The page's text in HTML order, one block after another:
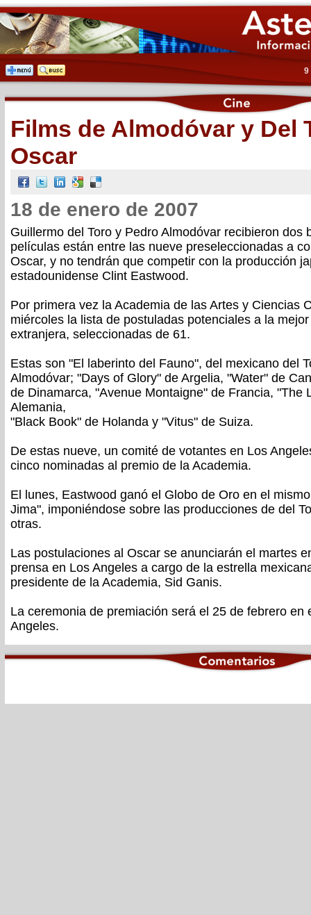
9
Films de Almodóvar y Del
Oscar
18 de enero de 2007
Guillermo del Toro y Pedro Almodóvar recibieron dos
películas están entre las nueve preseleccionadas a
Oscar, y no tendrán que competir con la producción
estadounidense Clint Eastwood.
Por primera vez la Academia de las Artes y Ciencias
miércoles la lista de postuladas potenciales a la
extranjera, seleccionadas de 61.
Estas son "El laberinto del Fauno", del mexicano del
Almodóvar; "Days of Glory" de Argelia, "Water" de
de Dinamarca, "Avenue Montaigne" de Francia, "The
Alemania,
"Black Book" de Holanda y "Vitus" de Suiza.
De estas nueve, un comité de votantes en Los
cinco nominadas al premio de la Academia.
El lunes, Eastwood ganó el Globo de Oro en el
Jima", imponiéndose sobre las producciones de del
otras.
Las postulaciones al Oscar se anunciarán el martes
prensa en Los Angeles a cargo de la estrella
presidente de la Academia, Sid Ganis.
La ceremonia de premiación será el 25 de febrero en
Angeles.